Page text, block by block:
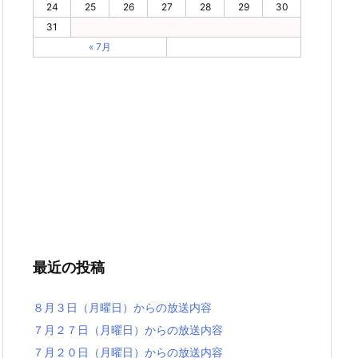
24 25 26 27 28 29
30
31
« 7月
最近の投稿
８月３日（月曜日）からの放送内容
７月２７日（月曜日）からの放送内容
７月２０日（月曜日）からの放送内容